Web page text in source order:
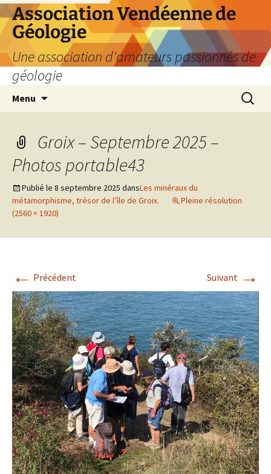
Aller
au
contenu
Association Vendéenne de
Géologie
Une association d'amateurs passionnés de
géologie
Menu
Groix – Septembre 2025 –
Photos portable43
Publié le 8 septembre 2025 dansLes minéraux du
métamorphisme, trésor de l’île de Groix.
Pleine résolution
(2560 × 1920)
← Précédent Suivant →